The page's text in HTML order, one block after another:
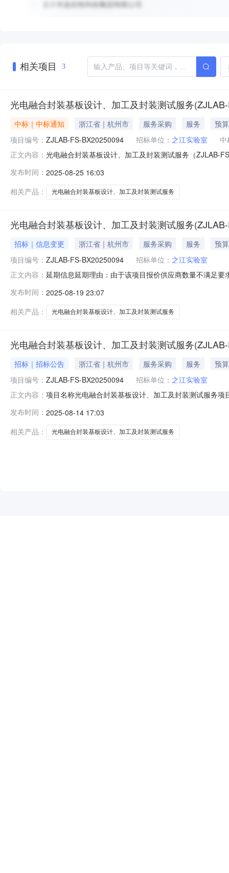
相关项目 3
光电融合封装基板设计、加工及封装测试服务
中标｜中标通知 浙江省｜杭州市 服务采购 服务
预
项目编号： ZJLAB-FS-BX20250094 招标单位： 之江实验室
中
正文内容： 光电融合封装基板设计、加工及封装测试服务（ZJLAB-
08-22采购单位：之江实验室付款方式：合同签订后预付
发布时间： 2025-08-25 16:03
相关产品：
光电融合封装基板设计、加工及封装测试服务
光电融合封装基板设计、加工及封装测试服务
招标｜信息变更 浙江省｜杭州市 服务采购 服务
预
项目编号： ZJLAB-FS-BX20250094 招标单位： 之江实验室
正文内容： 延期信息延期理由：由于该项目报价供应商数量不满足
支付剩余20%联系人中标后在我参与的项目中查看联系
发布时间： 2025-08-19 23:07
相关产品：
光电融合封装基板设计、加工及封装测试服务
光电融合封装基板设计、加工及封装测试服务
招标｜招标公告 浙江省｜杭州市 服务采购 服务
预
项目编号： ZJLAB-FS-BX20250094 招标单位： 之江实验室
正文内容： 项目名称光电融合封装基板设计、加工及封装测试服务
货期外贸代理费核算(若为进口采购)1.4万USD以下：
发布时间： 2025-08-14 17:03
相关产品：
光电融合封装基板设计、加工及封装测试服务